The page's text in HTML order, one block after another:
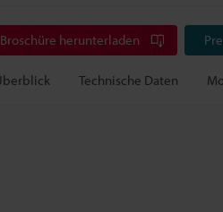
Broschüre herunterladen
Technische Daten